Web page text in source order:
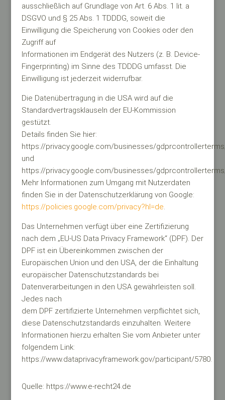
ausschließlich auf Grundlage von Art. 6 Abs. 1 lit. a
DSGVO und § 25 Abs. 1 TDDDG, soweit die
Einwilligung die Speicherung von Cookies oder den
Zugriff auf
Informationen im Endgerät des Nutzers (z. B. Device-
Fingerprinting) im Sinne des TDDDG umfasst. Die
Einwilligung ist jederzeit widerrufbar.
Die Datenübertragung in die USA wird auf die
Standardvertragsklauseln der EU-Kommission
gestützt.
Details finden Sie hier:
https://privacy.google.com/businesses/
und
https://privacy.google.com/businesses/
Mehr Informationen zum Umgang mit Nutzerdaten
finden Sie in der Datenschutzerklärung von Google:
https://policies.google.com/privacy?hl=de.
Das Unternehmen verfügt über eine Zertifizierung
nach dem „EU-US Data Privacy Framework“ (DPF). Der
DPF ist ein Übereinkommen zwischen der
Europäischen Union und den USA, der die Einhaltung
europäischer Datenschutzstandards bei
Datenverarbeitungen in den USA gewährleisten soll.
Jedes nach
dem DPF zertifizierte Unternehmen verpflichtet sich,
diese Datenschutzstandards einzuhalten. Weitere
Informationen hierzu erhalten Sie vom Anbieter unter
folgendem Link:
https://www.dataprivacyframework.gov/participant/5780.
Quelle: https://www.e-recht24.de